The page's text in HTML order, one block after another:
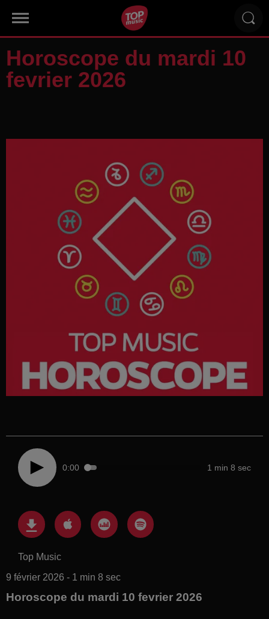
Horoscope du mardi 10
fevrier 2026
0:00 1 min 8 sec
Top Music
9 février 2026 - 1 min 8 sec
Horoscope du mardi 10 fevrier 2026